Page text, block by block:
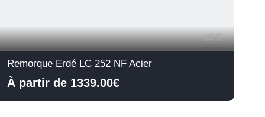
5
Remorque Erdé LC 252 NF Acier
À partir de 1339.00€